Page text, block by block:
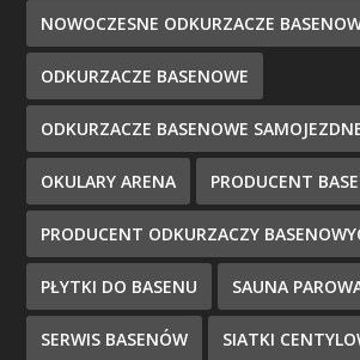
NOWOCZESNE ODKURZACZE
ODKURZACZE BASENOWE
ODKURZACZE BASENOWE
OKULARY ARENA PRODUCENT
PRODUCENT ODKURZACZY
PŁYTKI DO BASENU SAUNA
SERWIS BASENÓW SIATKI